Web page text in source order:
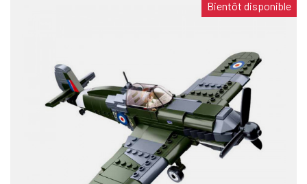
Bientôt disponible